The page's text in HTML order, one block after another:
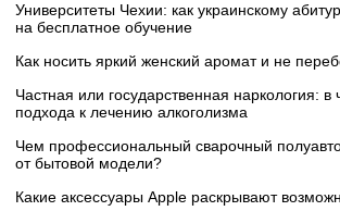
Университеты Чехии: как украинскому
на бесплатное обучение
Как носить яркий женский аромат и не
Частная или государственная наркология: в
подхода к лечению алкоголизма
Чем профессиональный сварочный
от бытовой модели?
Какие аксессуары Apple раскрывают